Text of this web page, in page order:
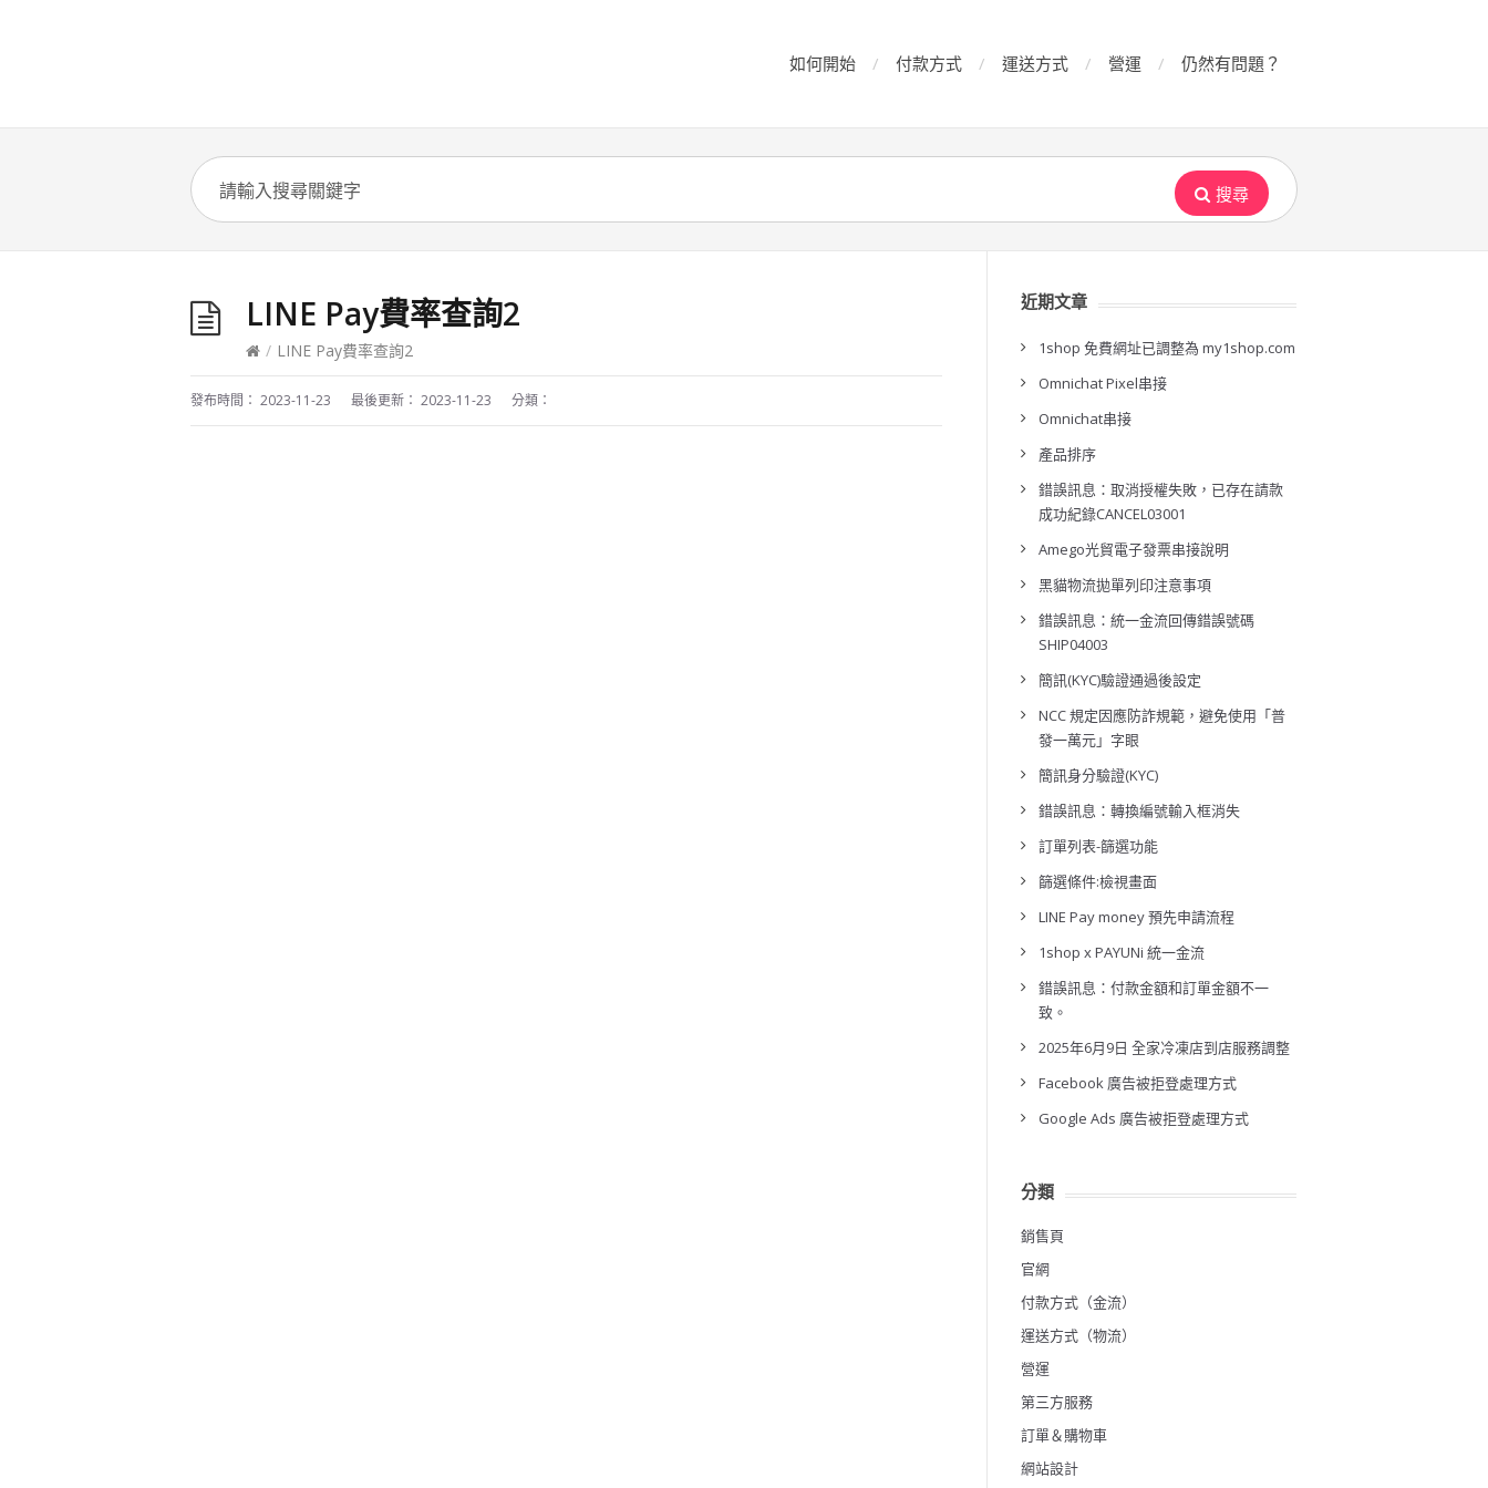
如何開始 付款方式 運送方式 營運 仍然有問題？
搜尋
LINE Pay費率查詢2
/ LINE Pay費率查詢2
發布時間： 2023-11-23 最後更新： 2023-11-23 分類：
近期文章
1shop 免費網址已調整為 my1shop.com
Omnichat Pixel串接
Omnichat串接
產品排序
錯誤訊息：取消授權失敗，已存在請款
成功紀錄CANCEL03001
Amego光貿電子發票串接說明
黑貓物流拋單列印注意事項
錯誤訊息：統一金流回傳錯誤號碼
SHIP04003
簡訊(KYC)驗證通過後設定
NCC 規定因應防詐規範，避免使用「普
發一萬元」字眼
簡訊身分驗證(KYC)
錯誤訊息：轉換編號輸入框消失
訂單列表-篩選功能
篩選條件:檢視畫面
LINE Pay money 預先申請流程
1shop x PAYUNi 統一金流
錯誤訊息：付款金額和訂單金額不一
致。
2025年6月9日 全家冷凍店到店服務調整
Facebook 廣告被拒登處理方式
Google Ads 廣告被拒登處理方式
分類
銷售頁
官網
付款方式（金流）
運送方式（物流）
營運
第三方服務
訂單＆購物車
網站設計